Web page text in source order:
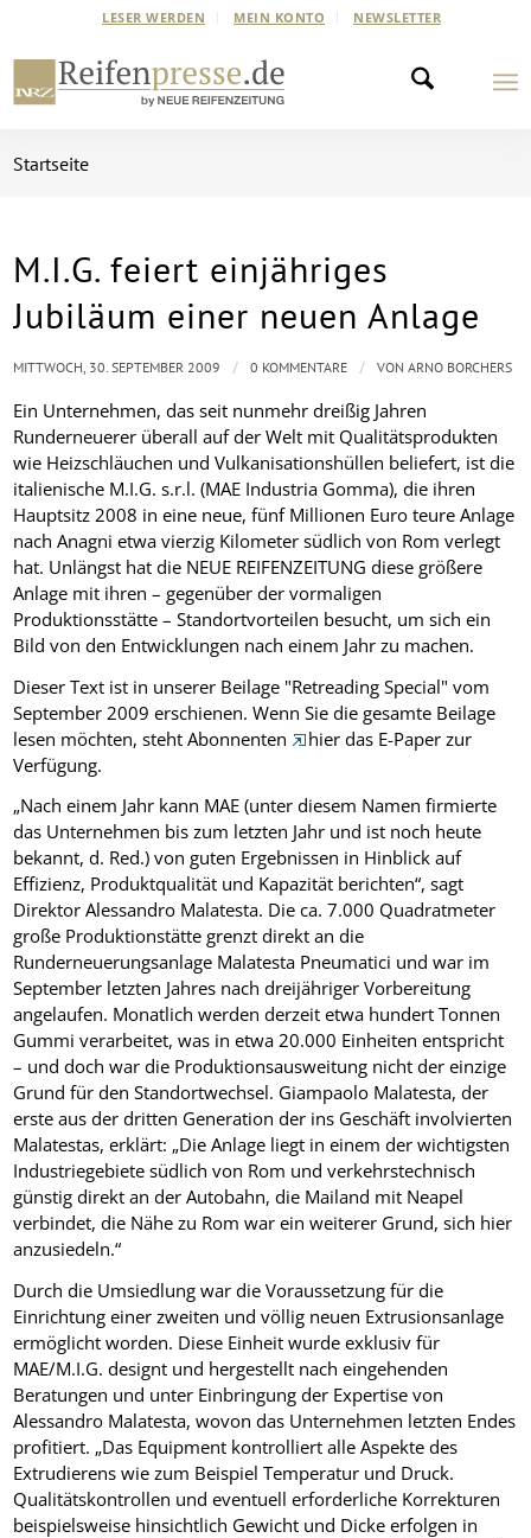
LESER WERDEN MEIN KONTO NEWSLETTER
Startseite
M.I.G. feiert einjähriges
Jubiläum einer neuen Anlage
Ein Unternehmen, das seit nunmehr dreißig Jahren
Runderneuerer überall auf der Welt mit Qualitätsprodukten
wie Heizschläuchen und Vulkanisationshüllen beliefert, ist die
italienische M.I.G. s.r.l. (MAE Industria Gomma), die ihren
Hauptsitz 2008 in eine neue, fünf Millionen Euro teure Anlage
nach Anagni etwa vierzig Kilometer südlich von Rom verlegt
hat. Unlängst hat die NEUE REIFENZEITUNG diese größere
Anlage mit ihren – gegenüber der vormaligen
Produktionsstätte – Standortvorteilen besucht, um sich ein
Bild von den Entwicklungen nach einem Jahr zu machen.
Dieser Text ist in unserer Beilage "Retreading Special" vom
September 2009 erschienen. Wenn Sie die gesamte Beilage
lesen möchten, steht Abonnenten
hier das E-Paper zur
Verfügung.
„Nach einem Jahr kann MAE (unter diesem Namen firmierte
das Unternehmen bis zum letzten Jahr und ist noch heute
bekannt, d. Red.) von guten Ergebnissen in Hinblick auf
Effizienz, Produktqualität und Kapazität berichten“, sagt
Direktor Alessandro Malatesta. Die ca. 7.000 Quadratmeter
große Produktionstätte grenzt direkt an die
Runderneuerungsanlage Malatesta Pneumatici und war im
September letzten Jahres nach dreijähriger Vorbereitung
angelaufen. Monatlich werden derzeit etwa hundert Tonnen
Gummi verarbeitet, was in etwa 20.000 Einheiten entspricht
– und doch war die Produktionsausweitung nicht der einzige
Grund für den Standortwechsel. Giampaolo Malatesta, der
erste aus der dritten Generation der ins Geschäft involvierten
Malatestas, erklärt: „Die Anlage liegt in einem der wichtigsten
Industriegebiete südlich von Rom und verkehrstechnisch
günstig direkt an der Autobahn, die Mailand mit Neapel
verbindet, die Nähe zu Rom war ein weiterer Grund, sich hier
anzusiedeln.“
Durch die Umsiedlung war die Voraussetzung für die
Einrichtung einer zweiten und völlig neuen Extrusionsanlage
ermöglicht worden. Diese Einheit wurde exklusiv für
MAE/M.I.G. designt und hergestellt nach eingehenden
Beratungen und unter Einbringung der Expertise von
Alessandro Malatesta, wovon das Unternehmen letzten Endes
profitiert. „Das Equipment kontrolliert alle Aspekte des
Extrudierens wie zum Beispiel Temperatur und Druck.
Qualitätskontrollen und eventuell erforderliche Korrekturen
beispielsweise hinsichtlich Gewicht und Dicke erfolgen in
MITTWOCH, 30. SEPTEMBER 2009 / 0 KOMMENTARE / VONARNO BORCHERS